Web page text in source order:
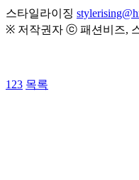
스타일라이징
※ 저작권자 ⓒ 패션비즈,
123 목록